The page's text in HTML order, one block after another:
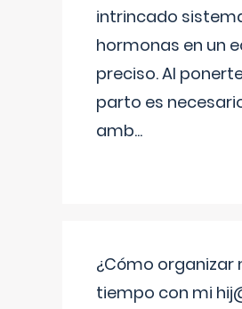
intrincado
hormonas en un
preciso. Al
parto es
amb...
¿Cómo organizar
tiempo con mi